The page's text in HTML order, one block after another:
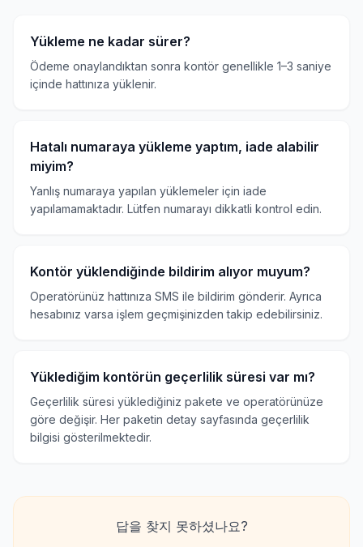
Yükleme ne kadar sürer?
Ödeme onaylandıktan sonra kontör genellikle 1–3 saniye
içinde hattınıza yüklenir.
Hatalı numaraya yükleme yaptım, iade alabilir
miyim?
Yanlış numaraya yapılan yüklemeler için iade
yapılamamaktadır. Lütfen numarayı dikkatli kontrol edin.
Kontör yüklendiğinde bildirim alıyor muyum?
Operatörünüz hattınıza SMS ile bildirim gönderir. Ayrıca
hesabınız varsa işlem geçmişinizden takip edebilirsiniz.
Yüklediğim kontörün geçerlilik süresi var mı?
Geçerlilik süresi yüklediğiniz pakete ve operatörünüze
göre değişir. Her paketin detay sayfasında geçerlilik
bilgisi gösterilmektedir.
답을 찾지 못하셨나요?